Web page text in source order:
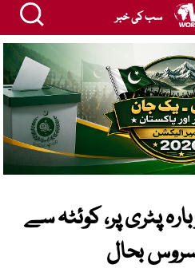
سب کی خبر
پٹری پر، کوئٹہ سے
بحال